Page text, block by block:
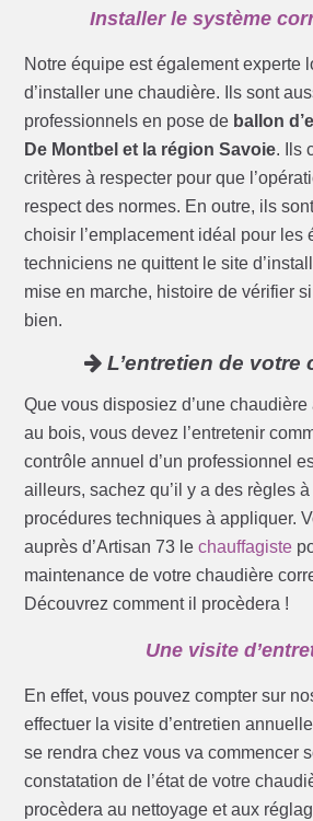
Installer le système
Notre équipe est également experte
d’installer une chaudière. Ils sont
professionnels en pose de ballon
De Montbel et la région Savoie. Ils
critères à respecter pour que
respect des normes. En outre, ils
choisir l’emplacement idéal pour les
techniciens ne quittent le site
mise en marche, histoire de vérifier
bien.
L’entretien de votre
Que vous disposiez d’une
au bois, vous devez l’entretenir
contrôle annuel d’un professionnel
ailleurs, sachez qu’il y a des règles
procédures techniques à appliquer.
auprès d’Artisan 73 lechauffagiste
maintenance de votre chaudière
Découvrez comment il procèdera !
Une visite
En effet, vous pouvez compter sur
effectuer la visite d’entretien
se rendra chez vous va commencer
constatation de l’état de votre
procèdera au nettoyage et aux